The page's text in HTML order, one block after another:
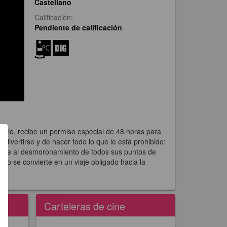
Calificación:
Pendiente de calificación
recibe un permiso especial de 48 horas para
y de hacer todo lo que le está prohibido:
al desmoronamiento de todos sus puntos de
se convierte en un viaje obligado hacia la
Carteleras de cine